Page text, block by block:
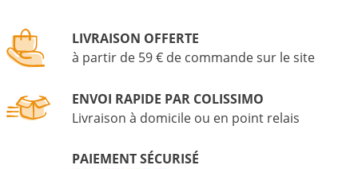
LIVRAISON OFFERTE
à partir de 59 € de commande sur le site
ENVOI RAPIDE PAR COLISSIMO
Livraison à domicile ou en point relais
PAIEMENT SÉCURISÉ